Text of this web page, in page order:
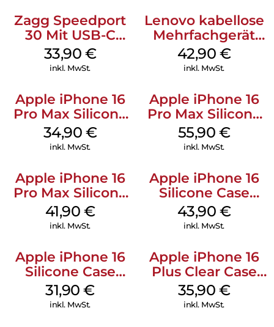
Zagg Speedport
30 Mit USB-C
Kabel Weiß
33,90 €
inkl. MwSt.
Lenovo kabellose
Mehrfachgerät
Luna Grey
42,90 €
inkl. MwSt.
Apple iPhone 16
Pro Max Silicone
Case MagSafe
Denim
34,90 €
inkl. MwSt.
Apple iPhone 16
Pro Max Silicone
Case MagSafe
Stone Gray
55,90 €
inkl. MwSt.
Apple iPhone 16
Pro Max Silicone
Case MagSafe
Ultramarine
41,90 €
inkl. MwSt.
Apple iPhone 16
Silicone Case
MagSafe Plum
43,90 €
inkl. MwSt.
Apple iPhone 16
Silicone Case
MagSafe Fuchsia
31,90€
inkl. MwSt.
Apple iPhone 16
Plus Clear Case
MagSafe
Transparent
35,90 €
inkl. MwSt.